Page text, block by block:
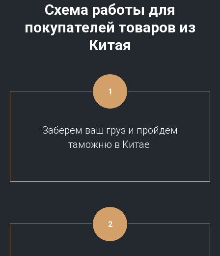
Схема работы для
покупателей товаров из
Китая
Заберем ваш груз и пройдем
таможню в Китае.